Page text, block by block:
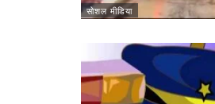
सोशल मीडिया